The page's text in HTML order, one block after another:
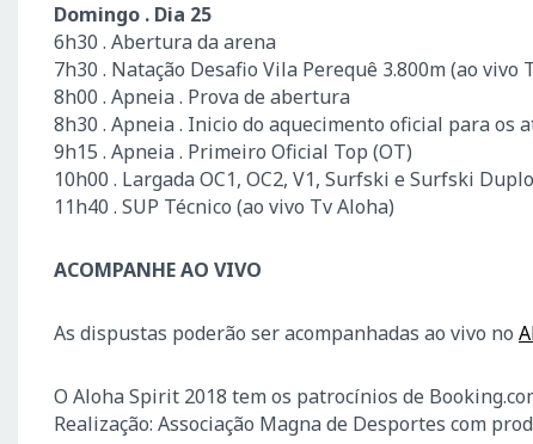
Domingo . Dia 25
6h30 . Abertura da arena
7h30 . Natação Desafio Vila Perequê 3.800m (ao
8h00 . Apneia . Prova de abertura
8h30 . Apneia . Inicio do aquecimento oficial para os
9h15 . Apneia . Primeiro Oficial Top (OT)
10h00 . Largada OC1, OC2, V1, Surfski e Surfski
11h40 . SUP Técnico (ao vivo Tv Aloha)
ACOMPANHE AO VIVO
As dispustas poderão ser acompanhadas ao vivo no
O Aloha Spirit 2018 tem os patrocínios de
Realização: Associação Magna de Desportes com